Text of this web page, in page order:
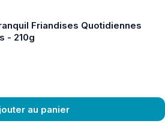
Friandises Quotidiennes
- 210g
au panier